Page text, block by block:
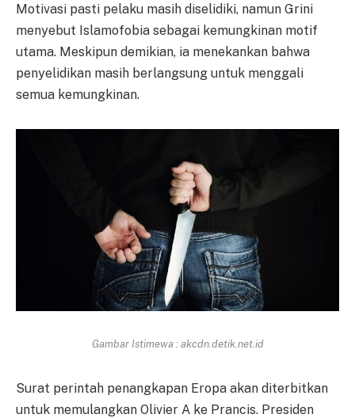
Motivasi pasti pelaku masih diselidiki, namun Grini
menyebut Islamofobia sebagai kemungkinan motif
utama. Meskipun demikian, ia menekankan bahwa
penyelidikan masih berlangsung untuk menggali
semua kemungkinan.
Gambar Istimewa : akcdn.detik.net.id
Surat perintah penangkapan Eropa akan diterbitkan
untuk memulangkan Olivier A ke Prancis. Presiden